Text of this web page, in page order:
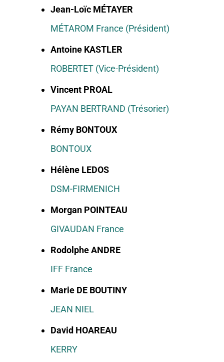
Jean-Loïc MÉTAYER
MÉTAROM France (Président)
Antoine KASTLER
ROBERTET (Vice-Président)
Vincent PROAL
PAYAN BERTRAND (Trésorier)
Rémy BONTOUX
BONTOUX
Hélène LEDOS
DSM-FIRMENICH
Morgan POINTEAU
GIVAUDAN France
Rodolphe ANDRE
IFF France
Marie DE BOUTINY
JEAN NIEL
David HOAREAU
KERRY